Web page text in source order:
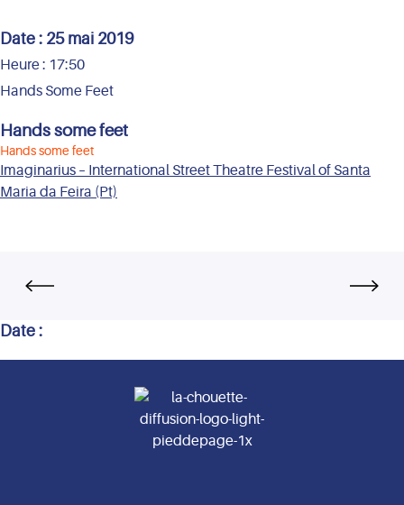
Date : 25 mai 2019
Heure : 17:50
Hands Some Feet
Hands some feet
Hands some feet
Imaginarius – International Street Theatre Festival of Santa
Maria da Feira (Pt)
Date :